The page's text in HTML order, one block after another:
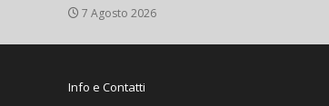
7 Agosto 2026
Info e Contatti